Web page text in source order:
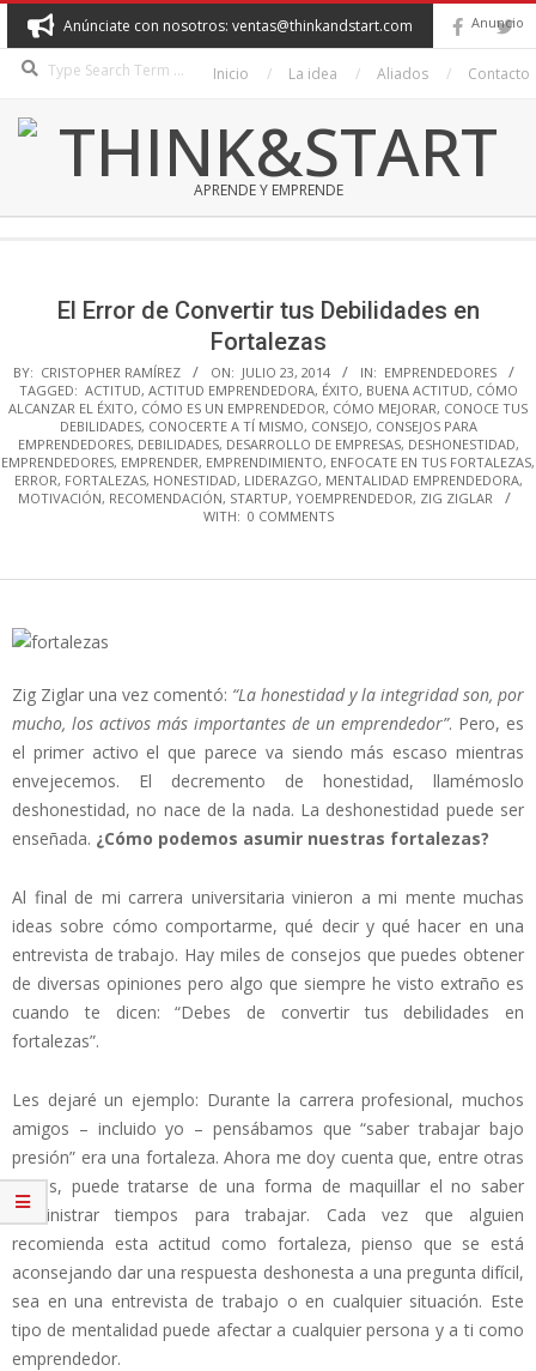
Skip
to
content
Anúnciate con nosotros: ventas@thinkandstart.com
Inicio La idea Aliados Contacto
THINK&START
APRENDE Y EMPRENDE
Anuncio
El Error de Convertir tus Debilidades en
Fortalezas
BY: CRISTOPHER RAMÍREZ ON: JULIO 23, 2014 IN: EMPRENDEDORES
TAGGED: ACTITUD, ACTITUD EMPRENDEDORA, ÉXITO, BUENA ACTITUD, CÓMO
ALCANZAR EL ÉXITO, CÓMO ES UN EMPRENDEDOR, CÓMO MEJORAR, CONOCE TUS
DEBILIDADES, CONOCERTE A TÍ MISMO, CONSEJO, CONSEJOS PARA
EMPRENDEDORES, DEBILIDADES, DESARROLLO DE EMPRESAS, DESHONESTIDAD,
EMPRENDEDORES, EMPRENDER, EMPRENDIMIENTO, ENFOCATE EN TUS FORTALEZAS,
ERROR, FORTALEZAS, HONESTIDAD, LIDERAZGO, MENTALIDAD EMPRENDEDORA,
MOTIVACIÓN, RECOMENDACIÓN, STARTUP, YOEMPRENDEDOR, ZIG ZIGLAR
WITH: 0 COMMENTS
Zig Ziglar una vez comentó: “La honestidad y la integridad son, por
mucho, los activos más importantes de un emprendedor”. Pero, es
el primer activo el que parece va siendo más escaso mientras
envejecemos. El decremento de honestidad, llamémoslo
deshonestidad, no nace de la nada. La deshonestidad puede ser
enseñada. ¿Cómo podemos asumir nuestras fortalezas?
Al final de mi carrera universitaria vinieron a mi mente muchas
ideas sobre cómo comportarme, qué decir y qué hacer en una
entrevista de trabajo. Hay miles de consejos que puedes obtener
de diversas opiniones pero algo que siempre he visto extraño es
cuando te dicen: “Debes de convertir tus debilidades en
fortalezas”.
Les dejaré un ejemplo: Durante la carrera profesional, muchos
amigos – incluido yo – pensábamos que “saber trabajar bajo
presión” era una fortaleza. Ahora me doy cuenta que, entre otras
cosas, puede tratarse de una forma de maquillar el no saber
administrar tiempos para trabajar. Cada vez que alguien
recomienda esta actitud como fortaleza, pienso que se está
aconsejando dar una respuesta deshonesta a una pregunta difícil,
sea en una entrevista de trabajo o en cualquier situación. Este
tipo de mentalidad puede afectar a cualquier persona y a ti como
emprendedor.